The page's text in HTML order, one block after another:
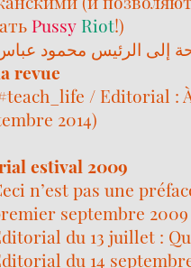
Pussy Riot!)
إلى الرئيس محمود
revue
/ Editorial :
2014)
estival 2009
n’est pas une
septembre 2009
du 13 juillet :
du 14